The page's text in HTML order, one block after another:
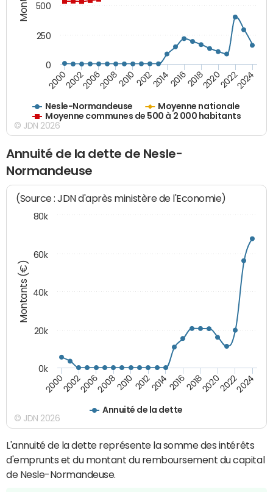
Nesle-Normandeuse
Moyenne nationale
Moyenne communes de 500 à 2 000 habitants
200020022006200820102012201420162018202020222024
0
250
500
© JDN 2026
Annuité de la dette de Nesle-
Normandeuse
Montants (€)
(Source : JDN d'après ministère de l'Economie)
Annuité de la dette
20002002200620082010 2012201420162018202020222024
0k
20k
40k
60k
80k
© JDN 2026
L'annuité de la dette représente la somme des intérêts
d'emprunts et du montant du remboursement du capital
de Nesle-Normandeuse.